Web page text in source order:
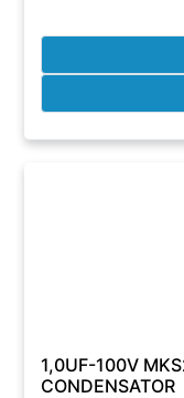
1,0UF-100V
CONDENSATOR